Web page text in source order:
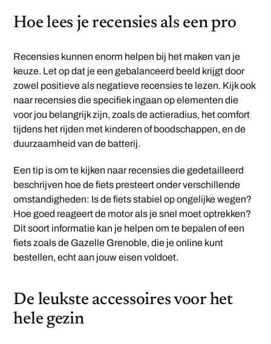
Hoe lees je recensies als een pro
Recensies kunnen enorm helpen bij het maken van je
keuze. Let op dat je een gebalanceerd beeld krijgt door
zowel positieve als negatieve recensies te lezen. Kijk ook
naar recensies die specifiek ingaan op elementen die
voor jou belangrijk zijn, zoals de actieradius, het comfort
tijdens het rijden met kinderen of boodschappen, en de
duurzaamheid van de batterij.
Een tip is om te kijken naar recensies die gedetailleerd
beschrijven hoe de fiets presteert onder verschillende
omstandigheden: Is de fiets stabiel op ongelijke wegen?
Hoe goed reageert de motor als je snel moet optrekken?
Dit soort informatie kan je helpen om te bepalen of een
fiets zoals de Gazelle Grenoble, die je online kunt
bestellen, echt aan jouw eisen voldoet.
De leukste accessoires voor het
hele gezin